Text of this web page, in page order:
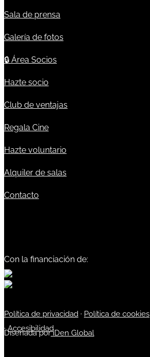
Sala de prensa
Galería de fotos
🔒 Área Socios
Hazte socio
Club de ventajas
Regala Cine
Hazte voluntario
Alquiler de salas
Contacto
Con la financiación de:
Política de privacidad · Política de cookies
·Accesibilidad
Diseñada poriDen Global